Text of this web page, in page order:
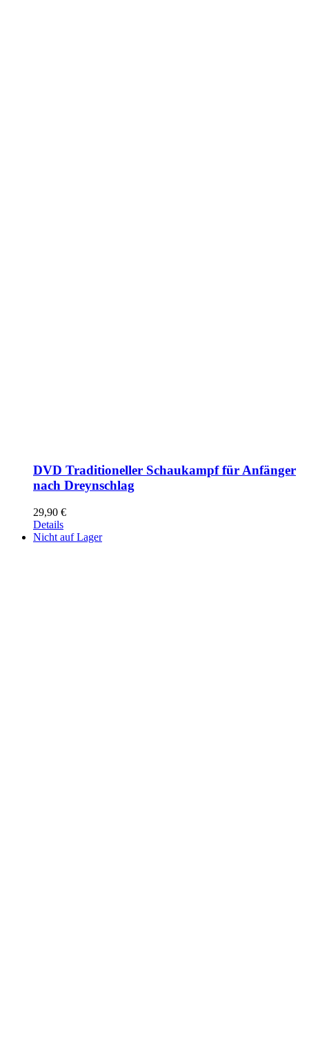
DVD Traditioneller Schaukampf für Anfänger
nach Dreynschlag
29,90 €
Details
Nicht auf Lager